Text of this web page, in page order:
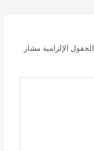
الحقول الإلزامية مشار